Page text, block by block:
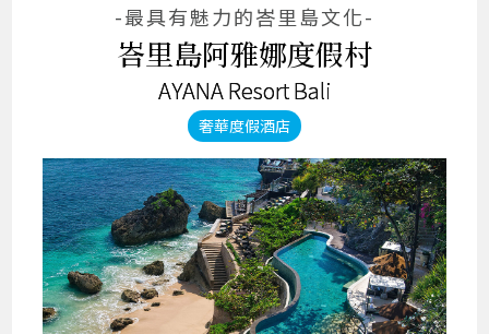
-最具有魅力的峇里島文化-
峇里島阿雅娜度假村
AYANA Resort Bali
奢華度假酒店